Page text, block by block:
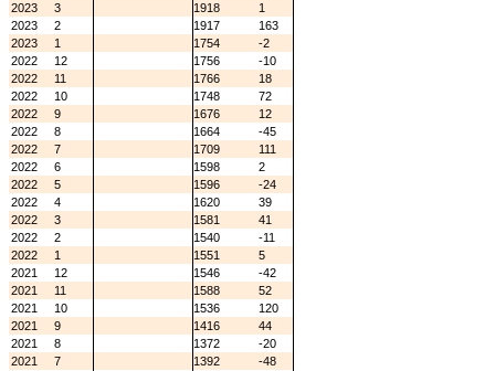
2023
3 1918
1
2023
2 1917
163
2023
1 1754
-2
2022
12 1756
-10
2022
11 1766
18
2022
10 1748
72
2022
9 1676
12
2022
8 1664
-45
2022
7 1709
111
2022
6 1598
2
2022
5 1596
-24
2022
4 1620
39
2022
3 1581
41
2022
2 1540
-11
2022
1 1551
5
2021
12 1546
-42
2021
11 1588
52
2021
10 1536
120
2021
9 1416
44
2021
8 1372
-20
2021
7 1392
-48